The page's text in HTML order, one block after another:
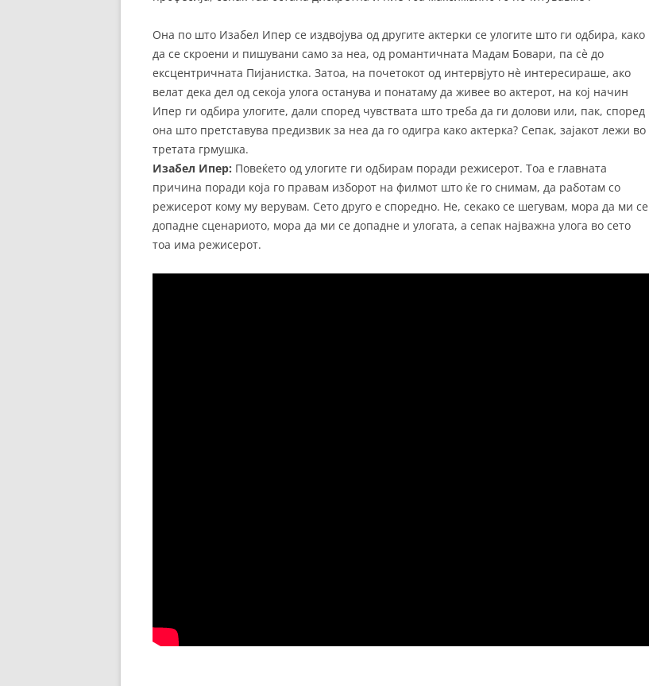
Она по што Изабел Ипер се издвојува од другите актерки се улогите што ги одбира, како
да се скроени и пишувани само за неа, од романтичната Мадам Бовари, па сè до
ексцентричната Пијанистка. Затоа, на почетокот од интервјуто нè интересираше, ако
велат дека дел од секоја улога останува и понатаму да живее во актерот, на кој начин
Ипер ги одбира улогите, дали според чувствата што треба да ги долови или, пак, според
она што претставува предизвик за неа да го одигра како актерка? Сепак, зајакот лежи во
третата грмушка.
Изабел Ипер: Повеќето од улогите ги одбирам поради режисерот. Тоа е главната
причина поради која го правам изборот на филмот што ќе го снимам, да работам со
режисерот кому му верувам. Сето друго е споредно. Не, секако се шегувам, мора да ми се
допадне сценариото, мора да ми се допадне и улогата, а сепак најважна улога во сето
тоа има режисерот.